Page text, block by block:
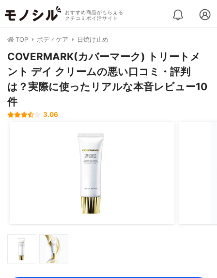
おすすめ商品がもらえる
クチコミポイ活サイト
TOP ボディケア 日焼け止め
COVERMARK(カバーマーク) トリートメ
ント デイ クリームの悪い口コミ・評判
は？実際に使ったリアルな本音レビュー10
件
3.06